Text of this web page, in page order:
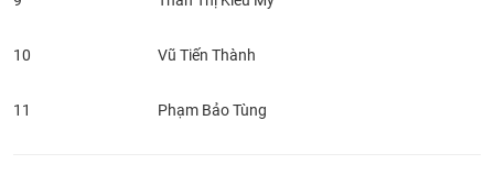
10 Vũ Tiến Thành
11 Phạm Bảo Tùng